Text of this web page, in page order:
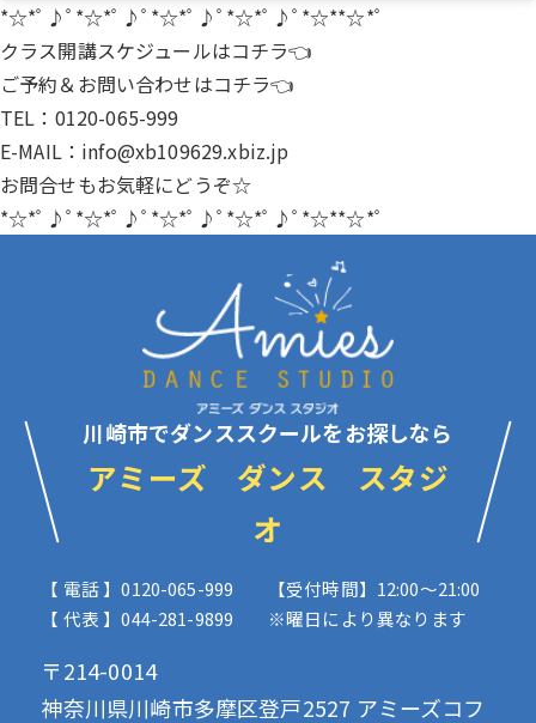
*☆*ﾟ♪ﾟ*☆*ﾟ♪ﾟ*☆*ﾟ♪ﾟ*☆*ﾟ♪ﾟ*☆**☆*ﾟ
クラス開講スケジュールはコチラ👈
ご予約＆お問い合わせはコチラ👈
TEL：0120-065-999
E-MAIL：info@xb109629.xbiz.jp
お問合せもお気軽にどうぞ☆
*☆*ﾟ♪ﾟ*☆*ﾟ♪ﾟ*☆*ﾟ♪ﾟ*☆*ﾟ♪ﾟ*☆**☆*ﾟ
川崎市でダンススクールをお探しなら
アミーズ ダンス スタジ
オ
【 電話 】0120-065-999
【 代表 】044-281-9899
【受付時間】12:00〜21:00
※曜日により異なります
〒214-0014
神奈川県川崎市多摩区登戸2527 アミーズコフ